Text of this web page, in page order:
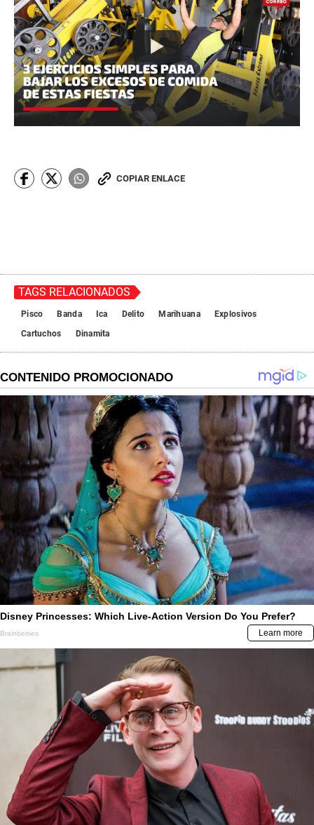
COPIAR ENLACE
TAGS RELACIONADOS
Pisco Banda Ica Delito Marihuana
Explosivos
Cartuchos
Dinamita